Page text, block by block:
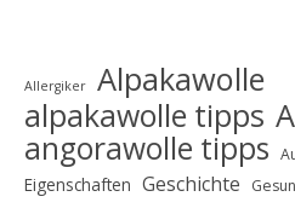
Allergiker
Alpakawolle
alpakawolle tipps
angorawolle tipps
Eigenschaften Geschichte